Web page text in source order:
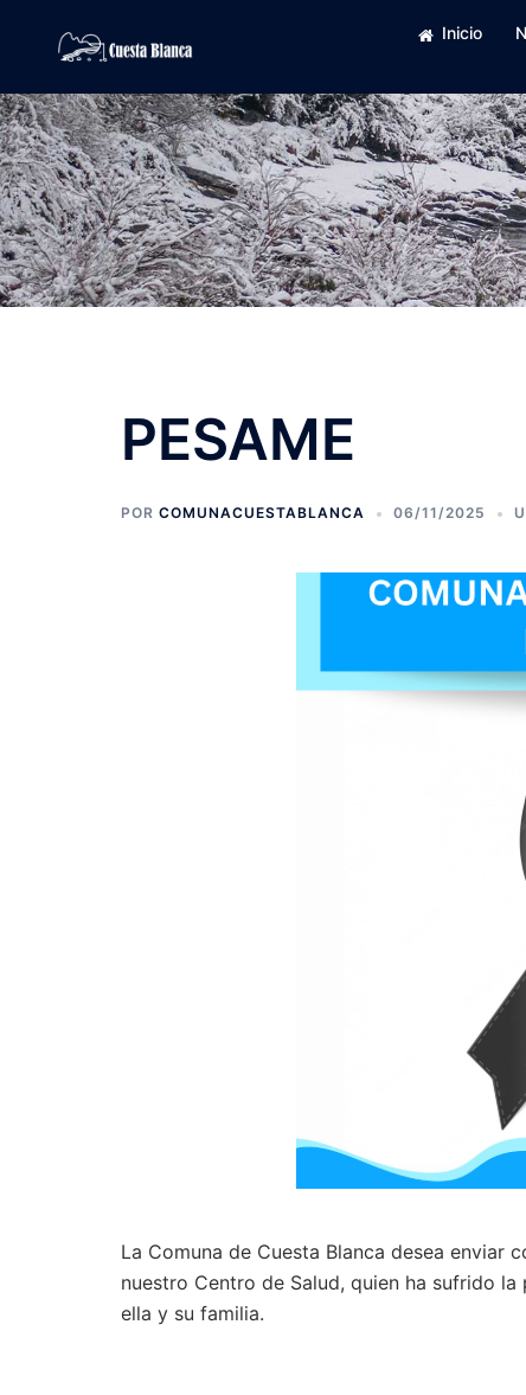
Inicio
PESAME
POR COMUNACUESTABLANCA 06/11/2025
La Comuna de Cuesta Blanca desea enviar
nuestro Centro de Salud, quien ha sufrido
ella y su familia.